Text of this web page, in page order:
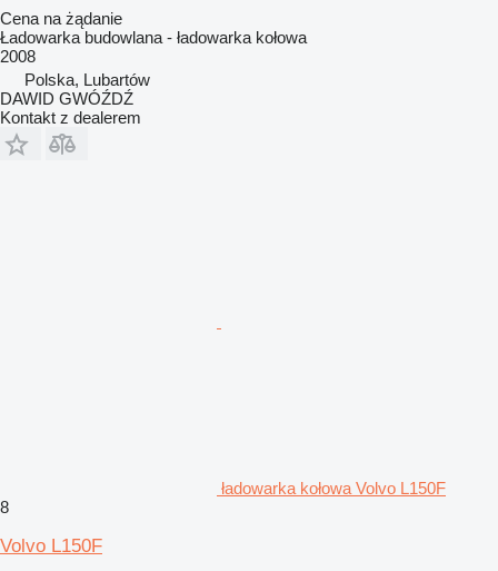
Cena na żądanie
Ładowarka budowlana - ładowarka kołowa
2008
Polska, Lubartów
DAWID GWÓŹDŹ
Kontakt z dealerem
ładowarka kołowa Volvo L150F
8
Volvo L150F